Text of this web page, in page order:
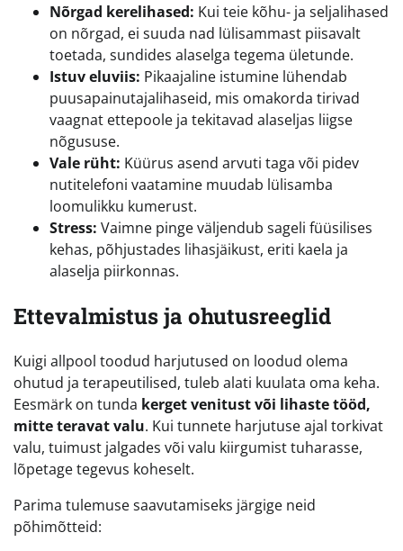
Nõrgad kerelihased: Kui teie kõhu- ja seljalihased
on nõrgad, ei suuda nad lülisammast piisavalt
toetada, sundides alaselga tegema ületunde.
Istuv eluviis: Pikaajaline istumine lühendab
puusapainutajalihaseid, mis omakorda tirivad
vaagnat ettepoole ja tekitavad alaseljas liigse
nõgususe.
Vale rüht: Küürus asend arvuti taga või pidev
nutitelefoni vaatamine muudab lülisamba
loomulikku kumerust.
Stress: Vaimne pinge väljendub sageli füüsilises
kehas, põhjustades lihasjäikust, eriti kaela ja
alaselja piirkonnas.
Ettevalmistus ja ohutusreeglid
Kuigi allpool toodud harjutused on loodud olema
ohutud ja terapeutilised, tuleb alati kuulata oma keha.
Eesmärk on tunda kerget venitust või lihaste tööd,
mitte teravat valu. Kui tunnete harjutuse ajal torkivat
valu, tuimust jalgades või valu kiirgumist tuharasse,
lõpetage tegevus koheselt.
Parima tulemuse saavutamiseks järgige neid
põhimõtteid: